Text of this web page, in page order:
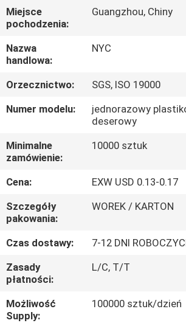
NAS
WYCIECZKA
PO
FABRYCE
JAKOŚCI
SKONTAKTUJ
SIĘ
Z
NAMI
AKTUALNOŚCI
Miejsce
pochodzenia:
Guangzhou, Chiny
Nazwa
handlowa:
NYC
Orzecznictwo:
SGS, ISO 19000
Numer modelu:
jednorazowy
deserowy
Minimalne
zamówienie:
10000 sztuk
Cena:
EXW USD 0.13-0.17
Szczegóły
pakowania:
WOREK / KARTON
Czas dostawy:
7-12 DNI
Zasady
płatności:
L/C, T/T
Możliwość
Supply:
100000 sztuk/dzień